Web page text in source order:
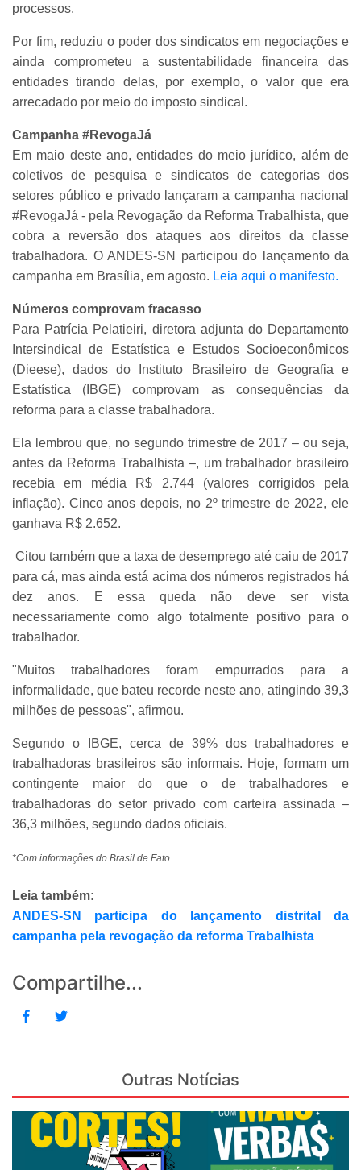
processos.
Por fim, reduziu o poder dos sindicatos em negociações e
ainda comprometeu a sustentabilidade financeira das
entidades tirando delas, por exemplo, o valor que era
arrecadado por meio do imposto sindical.
Campanha #RevogaJá
Em maio deste ano,entidades do meio jurídico, além de
coletivos de pesquisa e sindicatos de categorias dos
setores público e privado lançaram a campanha nacional
#RevogaJá - pela Revogação da Reforma Trabalhista, que
cobra a reversão dos ataques aos direitos da classe
trabalhadora. O ANDES-SN participou do lançamento da
campanha em Brasília, em agosto. Leia aqui o manifesto.
Números comprovam fracasso
Para Patrícia Pelatieiri, diretora adjunta do Departamento
Intersindical de Estatística e Estudos Socioeconômicos
(Dieese), dados do Instituto Brasileiro de Geografia e
Estatística (IBGE) comprovam as consequências da
reforma para a classe trabalhadora.
Ela lembrou que, no segundo trimestre de 2017 – ou seja,
antes da Reforma Trabalhista –, um trabalhador brasileiro
recebia em média R$ 2.744 (valores corrigidos pela
inflação). Cinco anos depois, no 2º trimestre de 2022, ele
ganhava R$ 2.652.
Citou também que a taxa de desemprego até caiu de 2017
para cá, mas ainda está acima dos números registrados há
dez anos. E essa queda não deve ser vista
necessariamente como algo totalmente positivo para o
trabalhador.
"Muitos trabalhadores foram empurrados para a
informalidade, que bateu recorde neste ano, atingindo 39,3
milhões de pessoas", afirmou.
Segundo o IBGE, cerca de 39% dos trabalhadores e
trabalhadoras brasileiros são informais. Hoje, formam um
contingente maior do que o de trabalhadores e
trabalhadoras do setor privado com carteira assinada –
36,3 milhões, segundo dados oficiais.
*Com informações do Brasil de Fato
Leia também:
ANDES-SN participa do lançamento distrital da
campanha pela revogação da reforma Trabalhista
Compartilhe...
Outras Notícias